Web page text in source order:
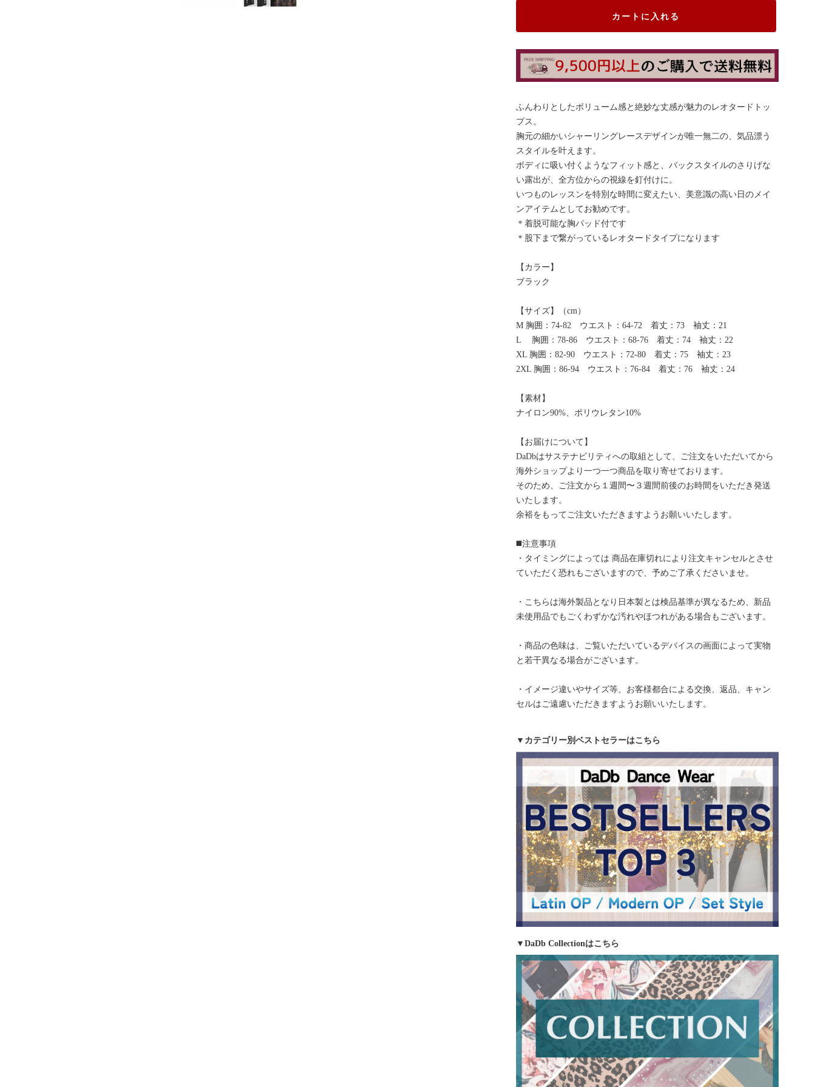
カートに入れる
ふんわりとしたボリューム感と絶妙な丈感が魅力のレオタードトッ
プス。
胸元の細かいシャーリングレースデザインが唯一無二の、気品漂う
スタイルを叶えます。
ボディに吸い付くようなフィット感と、バックスタイルのさりげな
い露出が、全方位からの視線を釘付けに。
いつものレッスンを特別な時間に変えたい、美意識の高い日のメイ
ンアイテムとしてお勧めです。
＊着脱可能な胸パッド付です
＊股下まで繋がっているレオタードタイプになります
【カラー】
ブラック
【サイズ】（cm）
M 胸囲：74-82 ウエスト：64-72 着丈：73 袖丈：21
L 胸囲：78-86 ウエスト：68-76 着丈：74 袖丈：22
XL 胸囲：82-90 ウエスト：72-80 着丈：75 袖丈：23
2XL 胸囲：86-94 ウエスト：76-84 着丈：76 袖丈：24
【素材】
ナイロン90%、ポリウレタン10%
【お届けについて】
DaDbはサステナビリティへの取組として、ご注文をいただいてから
海外ショップより一つ一つ商品を取り寄せております。
そのため、ご注文から１週間〜３週間前後のお時間をいただき発送
いたします。
余裕をもってご注文いただきますようお願いいたします。
◼️注意事項
・タイミングによっては 商品在庫切れにより注文キャンセルとさせ
ていただく恐れもございますので、予めご了承くださいませ。
・こちらは海外製品となり日本製とは検品基準が異なるため、新品
未使用品でもごくわずかな汚れやほつれがある場合もございます。
・商品の色味は、ご覧いただいているデバイスの画面によって実物
と若干異なる場合がございます。
・イメージ違いやサイズ等、お客様都合による交換、返品、キャン
セルはご遠慮いただきますようお願いいたします。
▼カテゴリー別ベストセラーはこちら
▼DaDb Collectionはこちら